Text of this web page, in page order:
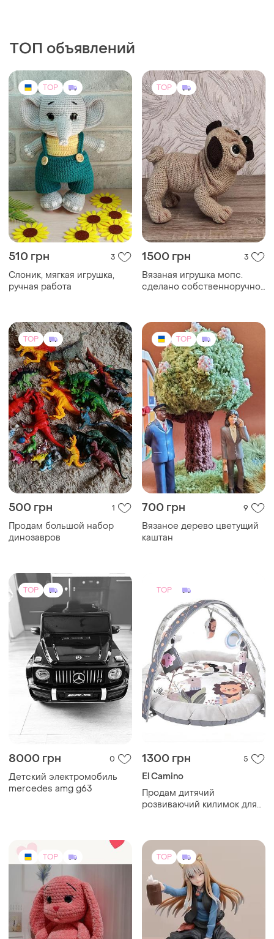
ТОП объявлений
TOP
510 грн 3
Слоник, мягкая игрушка,
ручная работа
TOP
1500 грн 3
Вязаная игрушка мопс.
сделано собственноручно.
интерьера. длина 22 см.,
высота 23 см.
пересашиваю.
TOP
500 грн 1
Продам большой набор
динозавров
TOP
700 грн 9
Вязаное дерево цветущий
каштан
TOP
8000 грн 0
Детский электромобиль
mercedes amg g63
TOP
1300 грн 5
El Camino
Продам дитячий
розвиваючий килимок для
TOP TOP